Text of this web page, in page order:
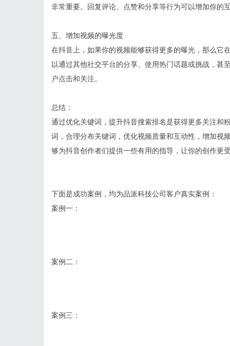
非常重要。回复评论、点赞和分享等行为可以增加你的
五、增加视频的曝光度
在抖音上，如果你的视频能够获得更多的曝光，那么它
以通过其他社交平台的分享、使用热门话题或挑战，甚
户点击和关注。
总结：
通过优化关键词，提升抖音搜索排名是获得更多关注和
词，合理分布关键词，优化视频质量和互动性，增加视
够为抖音创作者们提供一些有用的指导，让你的创作更
下面是成功案例，均为品派科技公司客户真实案例：
案例一：
案例二：
案例三：